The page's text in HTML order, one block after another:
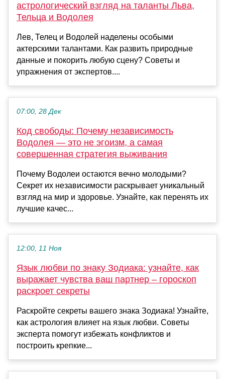
астрологический взгляд на таланты Льва,
Тельца и Водолея
Лев, Телец и Водолей наделены особыми
актерскими талантами. Как развить природные
данные и покорить любую сцену? Советы и
упражнения от экспертов....
07:00, 28 Дек
Код свободы: Почему независимость
Водолея — это не эгоизм, а самая
совершенная стратегия выживания
Почему Водолеи остаются вечно молодыми?
Секрет их независимости раскрывает уникальный
взгляд на мир и здоровье. Узнайте, как перенять их
лучшие качес...
12:00, 11 Ноя
Язык любви по знаку Зодиака: узнайте, как
выражает чувства ваш партнер – гороскоп
раскроет секреты
Раскройте секреты вашего знака Зодиака! Узнайте,
как астрология влияет на язык любви. Советы
эксперта помогут избежать конфликтов и
построить крепкие...